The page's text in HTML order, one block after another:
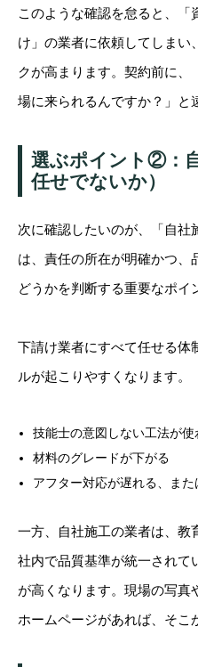
このような確認を怠ると、
け」の業者に依頼してしまい
クが高まります。契約前に、
場に来られるんですか？」と
選ぶポイント②：
任せでないか）
次に確認したいのが、「自社
は、責任の所在が明確かつ、
どうかを判断する重要なポイ
下請け業者にすべて任せる体
ルが起こりやすくなります。
技能士の意図しない工法が使
材料のグレードが下がる
アフター対応が遅れる、また
一方、自社施工の業者は、教
社内で品質基準が統一されて
が高くなります。現場の写真
ホームページがあれば、そこ